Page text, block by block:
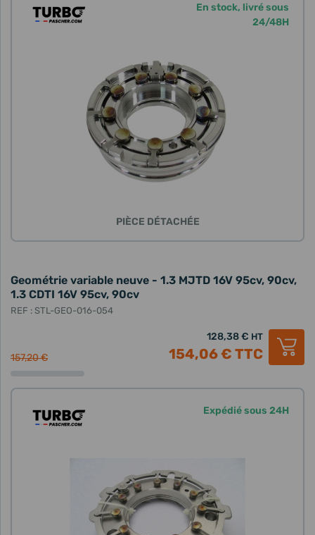
En stock, livré sous
24/48H
PIÈCE DÉTACHÉE
Geométrie variable neuve - 1.3 MJTD 16V 95cv, 90cv,
1.3 CDTI 16V 95cv, 90cv
REF : STL-GEO-016-054
157,20 €
128,38 € HT
154,06 € TTC
Expédié sous 24H